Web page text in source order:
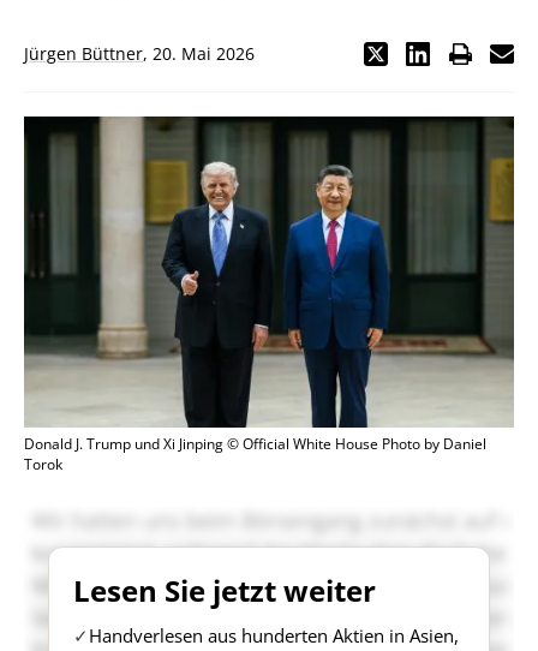
Jürgen Büttner, 20. Mai 2026
Donald J. Trump und Xi Jinping © Official White House Photo by Daniel
Torok
Lesen Sie jetzt weiter
Handverlesen aus hunderten Aktien in Asien,